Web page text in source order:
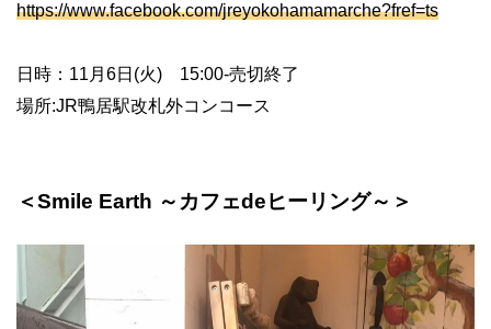
https://www.facebook.com/jreyokohamamarche?fref=ts
日時：11月6日(火) 15:00-売切終了
場所:JR鴨居駅改札外コンコース
＜Smile Earth ～カフェdeヒーリング～＞